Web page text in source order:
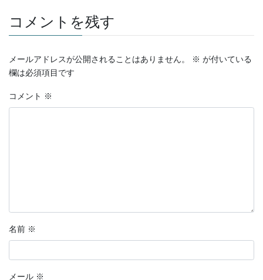
コメントを残す
メールアドレスが公開されることはありません。 ※ が付いている
欄は必須項目です
コメント ※
名前 ※
メール ※